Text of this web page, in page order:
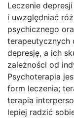
Leczenie
i uwzględniać
psychicznego
terapeutycznych
depresję, a ich
zależności od
Psychoterapia
form leczenia;
terapia
lepiej radzić